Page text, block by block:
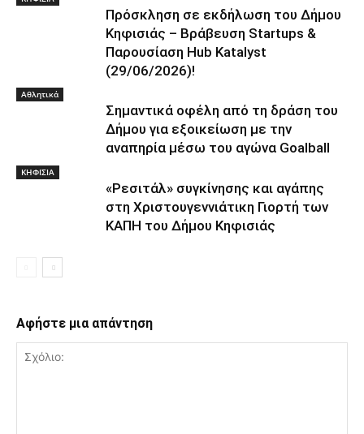
Πρόσκληση σε εκδήλωση του Δήμου
Κηφισιάς – Βράβευση Startups &
Παρουσίαση Hub Katalyst
(29/06/2026)!
Αθλητικά
Σημαντικά οφέλη από τη δράση του
Δήμου για εξοικείωση με την
αναπηρία μέσω του αγώνα Goalball
ΚΗΦΙΣΙΑ
«Ρεσιτάλ» συγκίνησης και αγάπης
στη Χριστουγεννιάτικη Γιορτή των
ΚΑΠΗ του Δήμου Κηφισιάς
Αφήστε μια απάντηση